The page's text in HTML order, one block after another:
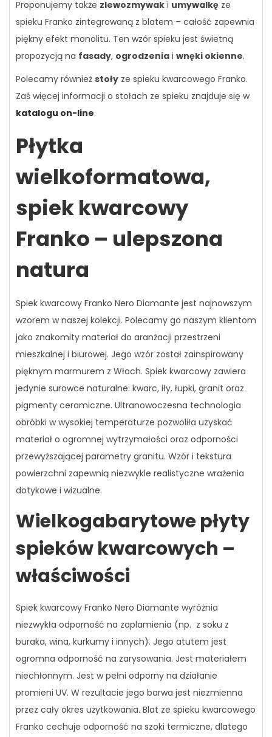
Proponujemy także zlewozmywak i umywalkę ze
spieku Franko zintegrowaną z blatem – całość zapewnia
piękny efekt monolitu. Ten wzór spieku jest świetną
propozycją na fasady, ogrodzenia i wnęki okienne.
Polecamy również stoły ze spieku kwarcowego Franko.
Zaś więcej informacji o stołach ze spieku znajduje się w
katalogu on-line.
Płytka
wielkoformatowa,
spiek kwarcowy
Franko – ulepszona
natura
Spiek kwarcowy Franko Nero Diamante jest najnowszym
wzorem w naszej kolekcji. Polecamy go naszym klientom
jako znakomity materiał do aranżacji przestrzeni
mieszkalnej i biurowej. Jego wzór został zainspirowany
pięknym marmurem z Włoch. Spiek kwarcowy zawiera
jedynie surowce naturalne: kwarc, iły, łupki, granit oraz
pigmenty ceramiczne. Ultranowoczesna technologia
obróbki w wysokiej temperaturze pozwoliła uzyskać
materiał o ogromnej wytrzymałości oraz odporności
przewyższającej parametry granitu. Wzór i tekstura
powierzchni zapewnią niezwykle realistyczne wrażenia
dotykowe i wizualne.
Wielkogabarytowe płyty
spieków kwarcowych –
właściwości
Spiek kwarcowy Franko Nero Diamante wyróżnia
niezwykła odporność na zaplamienia (np. z soku z
buraka, wina, kurkumy i innych). Jego atutem jest
ogromna odporność na zarysowania. Jest materiałem
niechłonnym. Jest w pełni odporny na działanie
promieni UV. W rezultacie jego barwa jest niezmienna
przez cały okres użytkowania. Blat ze spieku kwarcowego
Franko cechuje odporność na szoki termiczne, dlatego